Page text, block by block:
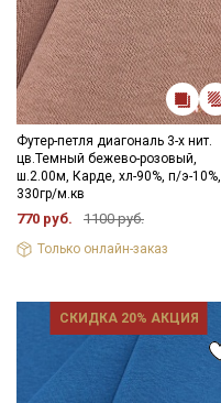
Футер-петля диагональ 3-х нит.
цв.Темный бежево-розовый,
ш.2.00м, Карде, хл-90%, п/э-10%,
330гр/м.кв
770 руб. 1100 руб.
Только онлайн-заказ
СКИДКА 20% АКЦИЯ